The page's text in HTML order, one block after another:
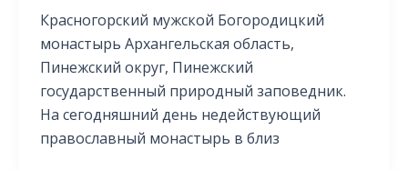
Красногорский мужской Богородицкий
монастырь Архангельская область,
Пинежский округ, Пинежский
государственный природный заповедник.
На сегодняшний день недействующий
православный монастырь в близ